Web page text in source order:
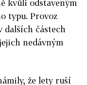
kvůli odstaveným
typu. Provoz
dalších částech
nedávným
že lety ruší